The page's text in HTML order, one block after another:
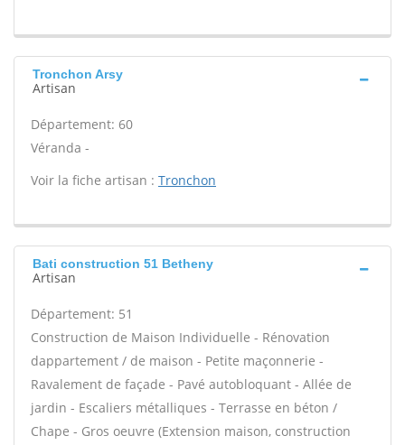
Tronchon Arsy
Artisan
Département: 60
Véranda -
Voir la fiche artisan : Tronchon
Bati construction 51 Betheny
Artisan
Département: 51
Construction de Maison Individuelle - Rénovation
dappartement / de maison - Petite maçonnerie -
Ravalement de façade - Pavé autobloquant - Allée de
jardin - Escaliers métalliques - Terrasse en béton /
Chape - Gros oeuvre (Extension maison, construction